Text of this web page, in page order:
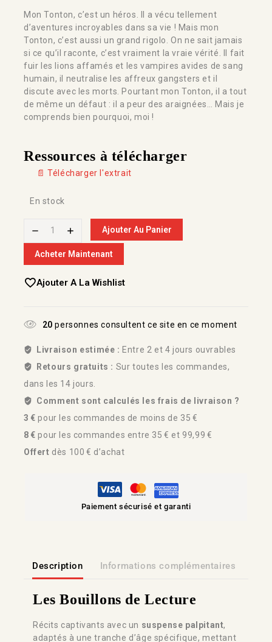
Mon Tonton, c’est un héros. Il a vécu tellement
d’aventures incroyables dans sa vie ! Mais mon
Tonton, c’est aussi un grand rigolo. On ne sait jamais
si ce qu’il raconte, c’est vraiment la vraie vérité. Il fait
fuir les lions affamés et les vampires avides de sang
humain, il neutralise les affreux gangsters et il
discute avec les morts. Pourtant mon Tonton, il a tout
de même un défaut : il a peur des araignées… Mais je
comprends bien pourquoi, moi !
Ressources à télécharger
📄 Télécharger l'extrait
En stock
Ajouter Au Panier
Acheter Maintenant
Ajouter A La Wishlist
20 personnes consultent ce site en ce moment
Livraison estimée : Entre 2 et 4 jours ouvrables
Retours gratuits : Sur toutes les commandes,
dans les 14 jours.
Comment sont calculés les frais de livraison ?
3 € pour les commandes de moins de 35 €
8 € pour les commandes entre 35 € et 99,99 €
Offert dès 100 € d’achat
Paiement sécurisé et garanti
Description Informations complémentaires
Les Bouillons de Lecture
Récits captivants avec un suspense palpitant,
adaptés à une tranche d’âge spécifique, mettant